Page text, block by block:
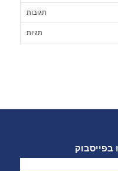
תגובות
תגיות